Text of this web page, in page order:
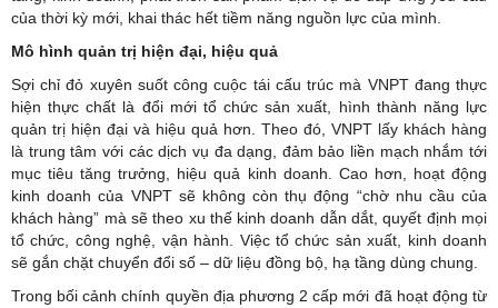
của thời kỳ mới, khai thác hết tiềm năng nguồn lực của mình.
Mô hình quản trị hiện đại, hiệu quả
Sợi chỉ đỏ xuyên suốt công cuộc tái cấu trúc mà VNPT đang thực
hiện thực chất là đổi mới tổ chức sản xuất, hình thành năng lực
quản trị hiện đại và hiệu quả hơn. Theo đó, VNPT lấy khách hàng
là trung tâm với các dịch vụ đa dạng, đảm bảo liền mạch nhắm tới
mục tiêu tăng trưởng, hiệu quả kinh doanh. Cao hơn, hoạt động
kinh doanh của VNPT sẽ không còn thụ động “chờ nhu cầu của
khách hàng” mà sẽ theo xu thế kinh doanh dẫn dắt, quyết định mọi
tổ chức, công nghệ, vận hành. Việc tổ chức sản xuất, kinh doanh
sẽ gắn chặt chuyển đổi số – dữ liệu đồng bộ, hạ tầng dùng chung.
Trong bối cảnh chính quyền địa phương 2 cấp mới đã hoạt động từ